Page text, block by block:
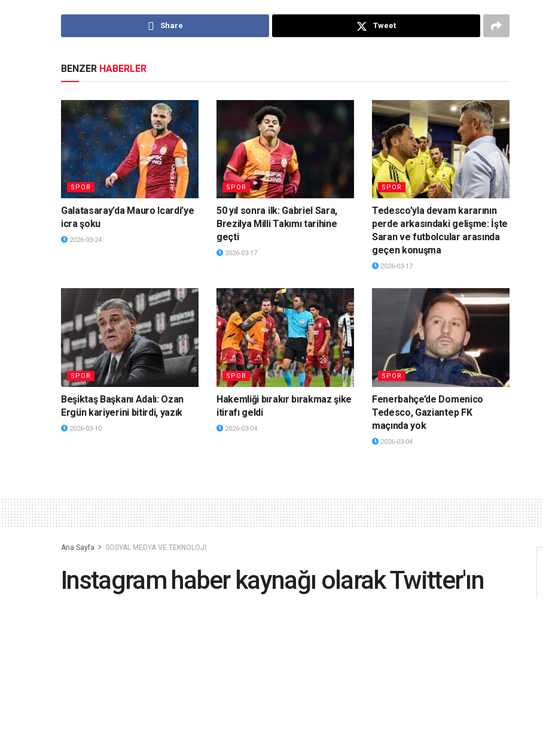
Share Tweet
BENZER HABERLER
SPOR
Galatasaray’da Mauro Icardi’ye
icra şoku
2026-03-24
SPOR
50 yıl sonra ilk: Gabriel Sara,
Brezilya Milli Takımı tarihine
geçti
2026-03-17
SPOR
Tedesco’yla devam kararının
perde arkasındaki gelişme: İşte
Saran ve futbolcular arasında
geçen konuşma
2026-03-17
SPOR
Beşiktaş Başkanı Adalı: Ozan
Ergün kariyerini bitirdi, yazık
2026-03-10
SPOR
Hakemliği bırakır bırakmaz şike
itirafı geldi
2026-03-04
SPOR
Fenerbahçe’de Domenico
Tedesco, Gaziantep FK
maçında yok
2026-03-04
Ana Sayfa SOSYAL MEDYA VE TEKNOLOJİ
Instagram haber kaynağı olarak Twitter'ın